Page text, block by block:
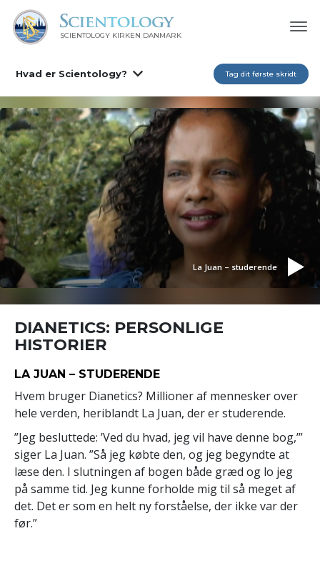
SCIENTOLOGY KIRKEN DANMARK
Hvad er Scientology? Tag dit første skridt
La Juan – studerende
DIANETICS: PERSONLIGE
HISTORIER
LA JUAN – STUDERENDE
Hvem bruger Dianetics? Millioner af mennesker over
hele verden, heriblandt La Juan, der er studerende.
”Jeg besluttede: ’Ved du hvad, jeg vil have denne bog,’”
siger La Juan. ”Så jeg købte den, og jeg begyndte at
læse den. I slutningen af bogen både græd og lo jeg
på samme tid. Jeg kunne forholde mig til så meget af
det. Det er som en helt ny forståelse, der ikke var der
før.”